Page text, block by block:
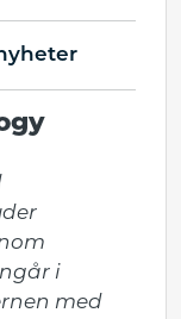
i
med